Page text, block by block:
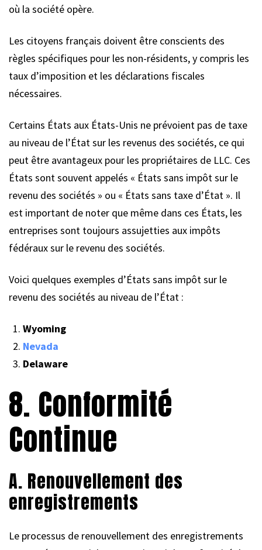
où la société opère.
Les citoyens français doivent être conscients des
règles spécifiques pour les non-résidents, y compris les
taux d’imposition et les déclarations fiscales
nécessaires.
Certains États aux États-Unis ne prévoient pas de taxe
au niveau de l’État sur les revenus des sociétés, ce qui
peut être avantageux pour les propriétaires de LLC. Ces
États sont souvent appelés « États sans impôt sur le
revenu des sociétés » ou « États sans taxe d’État ». Il
est important de noter que même dans ces États, les
entreprises sont toujours assujetties aux impôts
fédéraux sur le revenu des sociétés.
Voici quelques exemples d’États sans impôt sur le
revenu des sociétés au niveau de l’État :
Wyoming
Nevada
Delaware
8. Conformité
Continue
A. Renouvellement des
enregistrements
Le processus de renouvellement des enregistrements